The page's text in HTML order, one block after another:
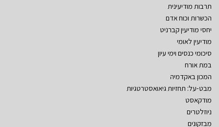
תרבות מודיעינית
הכשרות וכוח אדם
יחסי מודיעין קברניט
מודיעין לאומי
סיכומי כנסים וימי עיון
במת אורח
המכון באקדמיה
מבט-על: תחזיות גיאואסטרטגיות
מודקאסט
ניוזלטרים
מבזקונים